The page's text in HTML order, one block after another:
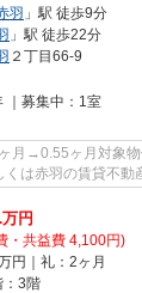
羽 」駅 徒歩9分
」駅 徒歩22分
２丁目66-9
募集中： 1室
ヶ月→0.55ヶ月対象
は赤羽の賃貸不動
...
万円
・共益費 4,100円)
円｜礼：2ヶ月
：3階